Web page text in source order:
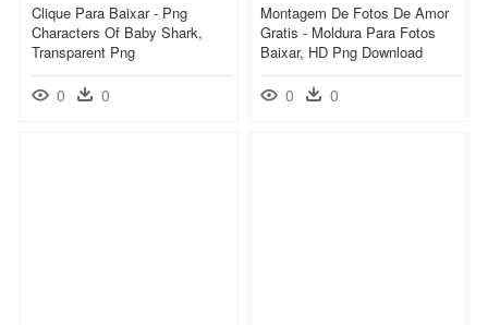
Clique Para Baixar - Png
Characters Of Baby Shark,
Transparent Png
0 0
Montagem De Fotos De Amor
Gratis - Moldura Para Fotos
Baixar, HD Png Download
0 0